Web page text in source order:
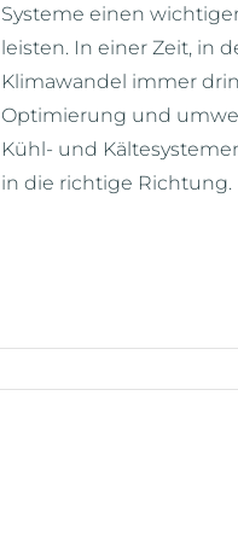
Systeme einen
leisten. In einer Zeit, in
Klimawandel immer
Optimierung und
Kühl- und
in die richtige Richtung.